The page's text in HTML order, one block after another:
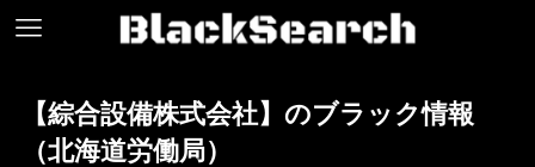
【綜合設備株式会社】のブラック情報
（北海道労働局）